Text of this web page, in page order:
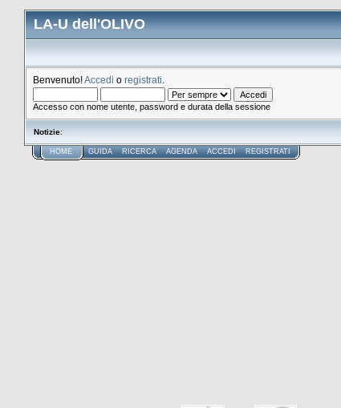
LA-U dell'OLIVO
Benvenuto!Accedi o registrati
Accesso con nome utente, password e durata della sessione
Notizie:
HOME GUIDA RICERCA AGENDA ACCEDI REGISTRATI